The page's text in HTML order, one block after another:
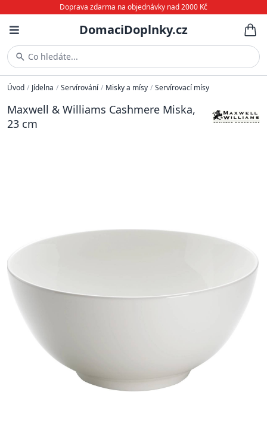
Doprava zdarma na objednávky nad 2000 Kč
DomaciDoplnky.cz
Co hledáte...
Úvod / Jídelna / Servírování / Misky a mísy / Servírovací mísy
Maxwell & Williams Cashmere Miska,
23 cm